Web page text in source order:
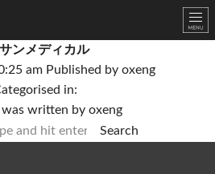
ンメディカル
am Published by oxeng
in:
written by oxeng
Search